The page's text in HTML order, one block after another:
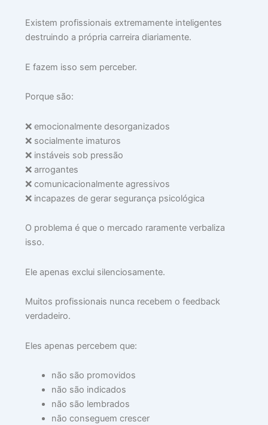
Existem profissionais extremamente inteligentes
destruindo a própria carreira diariamente.
E fazem isso sem perceber.
Porque são:
❌ emocionalmente desorganizados
❌ socialmente imaturos
❌ instáveis sob pressão
❌ arrogantes
❌ comunicacionalmente agressivos
❌ incapazes de gerar segurança psicológica
O problema é que o mercado raramente verbaliza
isso.
Ele apenas exclui silenciosamente.
Muitos profissionais nunca recebem o feedback
verdadeiro.
Eles apenas percebem que:
não são promovidos
não são indicados
não são lembrados
não conseguem crescer